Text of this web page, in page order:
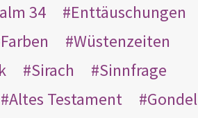
34
Enttäuschungen
Farben
Wüstenzeiten
Sirach
Sinnfrage
Altes Testament
Gondel